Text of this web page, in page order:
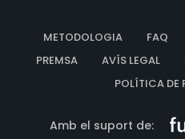
METODOLOGIA FAQ
PREMSA
AVÍS LEGAL
POLÍTICA DE
Amb el suport de: